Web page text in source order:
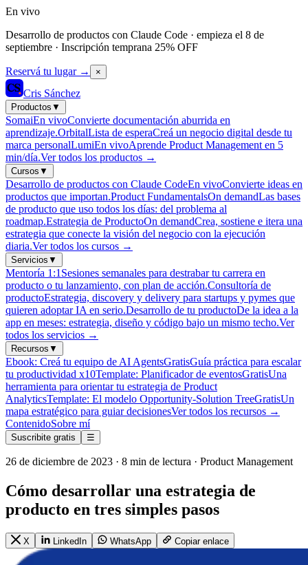
En vivo
Desarrollo de productos con Claude Code · empieza el 8 de
septiembre · Inscripción temprana 25% OFF
Reservá tu lugar→ ×
Cris Sánchez
Productos ▼
SomaiEn vivoConvierte documentación aburrida en
aprendizaje.OrbitalLista de esperaCreá un negocio digital desde tu
marca personalLumiEn vivoAprende Product Management en 5
min/día.Ver todos los productos →
Cursos ▼
Desarrollo de productos con Claude CodeEn vivoConvierte ideas en
productos que importan.Product FundamentalsOn demandLas bases
de producto que uso todos los días: del problema al
roadmap.Estrategia de ProductoOn demandCrea, sostiene e itera una
estrategia que conecte la visión del negocio con la ejecución
diaria.Ver todos los cursos →
Servicios ▼
Mentoría 1:1 Sesiones semanales para destrabar tu carrera en
producto o tu lanzamiento, con plan de acción.Consultoría de
productoEstrategia, discovery y delivery para startups y pymes que
quieren adoptar IA en serio.Desarrollo de tu productoDe la idea a la
app en meses: estrategia, diseño y código bajo un mismo techo.Ver
todos los servicios →
Recursos ▼
Ebook: Creá tu equipo de AI AgentsGratisGuía práctica para escalar
tu productividad x10Template: Planificador de eventosGratisUna
herramienta para orientar tu estrategia de Product
AnalyticsTemplate: El modelo Opportunity-Solution TreeGratisUn
mapa estratégico para guiar decisionesVer todos los recursos →
ContenidoSobre mí
Suscribite gratis ☰
26 de diciembre de 2023 · 8 min de lectura · Product Management
Cómo desarrollar una estrategia de
producto en tres simples pasos
X LinkedIn WhatsApp Copiar enlace